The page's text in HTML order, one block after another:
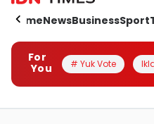
HomeNewsBusinessSport
For
You
# Yuk Vote